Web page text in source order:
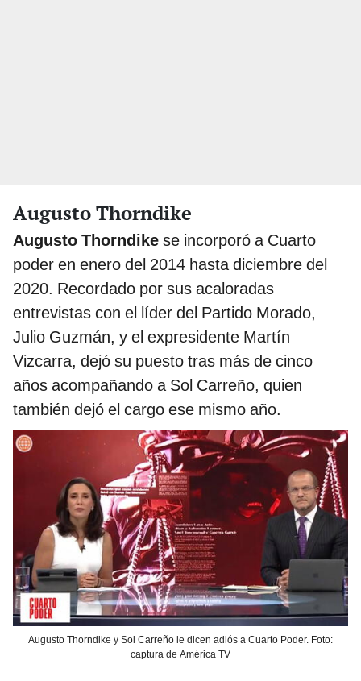
Augusto Thorndike
Augusto Thorndike se incorporó a Cuarto
poder en enero del 2014 hasta diciembre del
2020. Recordado por sus acaloradas
entrevistas con el líder del Partido Morado,
Julio Guzmán, y el expresidente Martín
Vizcarra, dejó su puesto tras más de cinco
años acompañando a Sol Carreño, quien
también dejó el cargo ese mismo año.
Augusto Thorndike y Sol Carreño le dicen adiós a Cuarto Poder. Foto:
captura de América TV